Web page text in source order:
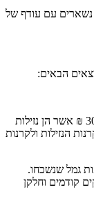
עם עודף של
הבאים:
סך כל קרנות השתלמות של שני בני הזוג הוא 300,000 ₪ אשר הן נזילות
הנזילות ולקרנות
גילו שיש להם עוד 50,000 בקופות גמל שנשכחו.
קודמים וחלקן